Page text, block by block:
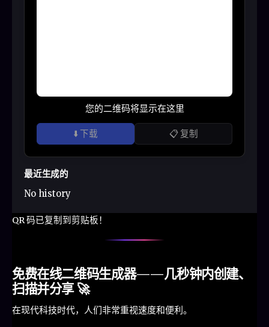
您的二维码将显示在这里
⬇️ 下载 📋 复制
最近生成的
No history
QR 码已复制到剪贴板！
免费在线二维码生成器——几秒钟内创建、
扫描并分享🚀
在现代科技时代，人们非常重视速度和便利。